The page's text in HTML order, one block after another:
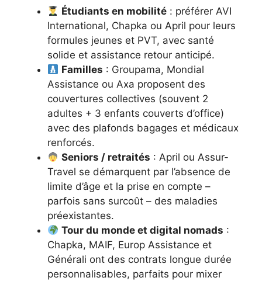
Étudiants en mobilité : préférer AVI
International, Chapka ou April pour leurs
formules jeunes et PVT, avec santé
solide et assistance retour anticipé.
Familles : Groupama, Mondial
Assistance ou Axa proposent des
couvertures collectives (souvent 2
adultes + 3 enfants couverts d’office)
avec des plafonds bagages et médicaux
renforcés.
Seniors / retraités : April ou Assur-
Travel se démarquent par l’absence de
limite d’âge et la prise en compte –
parfois sans surcoût – des maladies
préexistantes.
Tour du monde et digital nomads :
Chapka, MAIF, Europ Assistance et
Générali ont des contrats longue durée
personnalisables, parfaits pour mixer